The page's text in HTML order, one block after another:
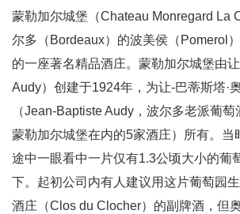
蒙勒加尔城堡（Chateau Monregard La
尔多（Bordeaux）的波美侯（Pomerol
的一座著名精品酒庄。蒙勒加尔城堡由
Audy）创建于1924年，为让-巴蒂斯塔·
（Jean-Baptiste Audy，波尔多老派葡
蒙勒加尔城堡在内的5家酒庄）所有。当
途中一眼看中一片仅有1.3公顷大小的葡
下。起初公司内有人建议用这片葡萄园
酒庄（Clos du Clocher）的副牌酒，但